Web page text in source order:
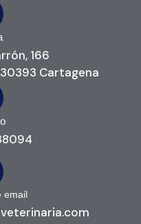
166
Cartagena
email